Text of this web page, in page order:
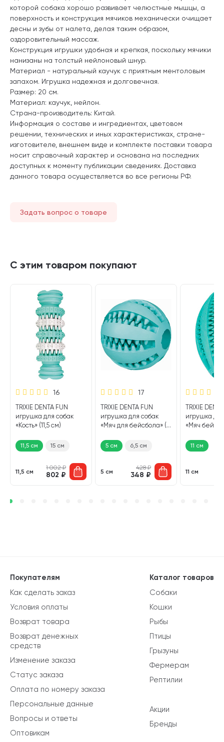
которой собака хорошо развивает челюстные мышцы, а
поверхность и конструкция мячиков механически очищает
десны и зубы от налета, делая таким образом,
оздоровительный массаж.
Конструкция игрушки удобная и крепкая, поскольку мячики
нанизаны на толстый нейлоновый шнур.
Материал - натуральный каучук с приятным ментоловым
запахом. Игрушка надежная и долговечная.
Размер: 20 см.
Материал: каучук, нейлон.
Страна-производитель: Китай.
Информация о составе и ингредиентах, цветовом
решении, технических и иных характеристиках, стране-
изготовителе, внешнем виде и комплекте поставки товара
носит справочный характер и основана на последних
доступных к моменту публикации сведениях. Доставка
данного товара осуществляется во все регионы РФ.
Задать вопрос о товаре
С этим товаром покупают
16
TRIXIE DENTA FUN
игрушка для собак
«Кость» (11,5 см)
11,5 см 15 см
11,5 см
1 002₽
802 ₽
17
TRIXIE DENTA FUN
игрушка для собак
«Мяч для бейсбола» (5
5 см 6,5 см
5 см
428₽
348 ₽
TRIXIE
игрушка
«Мяч
11 см
11 см
Каталог товаров
Собаки
Кошки
Рыбы
Птицы
Грызуны
Фермерам
Рептилии
Акции
Бренды
Покупателям
Как сделать заказ
Условия оплаты
Возврат товара
Возврат денежных
средств
Изменение заказа
Статус заказа
Оплата по номеру заказа
Персональные данные
Вопросы и ответы
Оптовикам